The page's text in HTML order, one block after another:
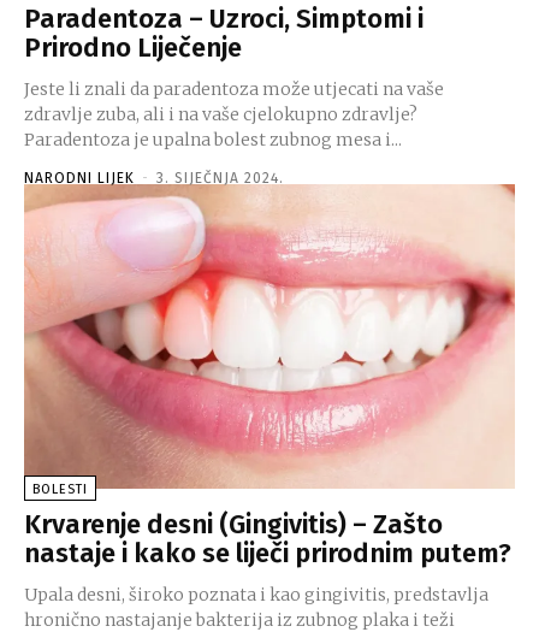
Paradentoza – Uzroci, Simptomi i
Prirodno Liječenje
Jeste li znali da paradentoza može utjecati na vaše
zdravlje zuba, ali i na vaše cjelokupno zdravlje?
Paradentoza je upalna bolest zubnog mesa i...
NARODNI LIJEK - 3. SIJEČNJA 2024.
BOLESTI
Krvarenje desni (Gingivitis) – Zašto
nastaje i kako se liječi prirodnim putem?
Upala desni, široko poznata i kao gingivitis, predstavlja
hronično nastajanje bakterija iz zubnog plaka i teži